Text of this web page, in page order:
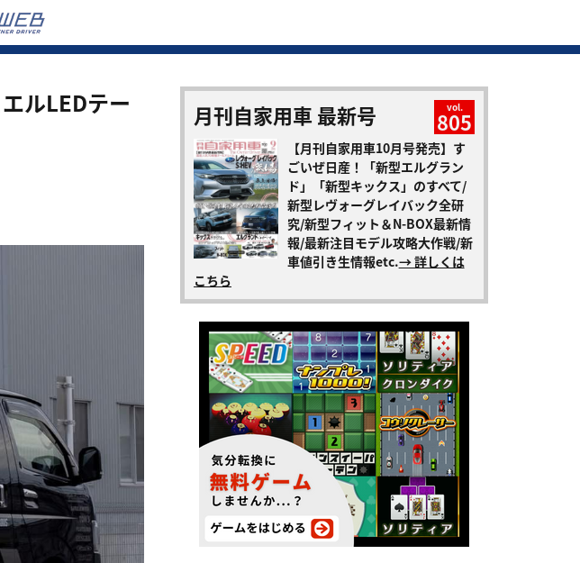
ルLEDテー
月刊自家用車 最新号 vol.
805
【月刊自家用車10月号発売】す
ごいぜ日産！「新型エルグラン
ド」「新型キックス」のすべて/
新型レヴォーグレイバック全研
究/新型フィット＆N-BOX最新情
報/最新注目モデル攻略大作戦/新
車値引き生情報etc.→ 詳しくは
こちら